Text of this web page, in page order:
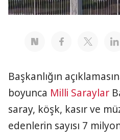
Başkanlığın
boyunca Milli Saraylar
saray, köşk, kasır ve
edenlerin sayısı 7